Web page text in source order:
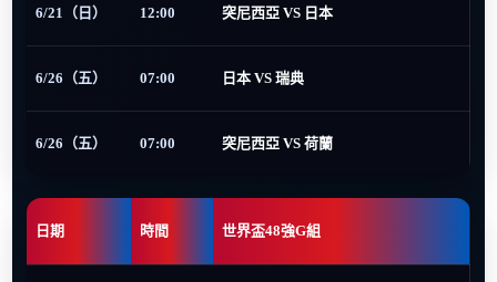
6/21（日） 12:00 突尼西亞 VS 日本
6/26（五） 07:00 日本 VS 瑞典
6/26（五） 07:00 突尼西亞 VS 荷蘭
日期 時間 世界盃48強G組